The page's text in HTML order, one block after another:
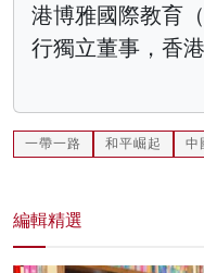
港博雅國際教育
行獨立董事，香
一帶一路 和平崛起 中
編輯精選